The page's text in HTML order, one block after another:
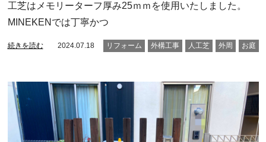
工芝はメモリーターフ厚み25ｍｍを使用いたしました。
MINEKENでは丁寧かつ
続きを読む 2024.07.18 リフォーム 外構工事 人工芝 外周 お庭